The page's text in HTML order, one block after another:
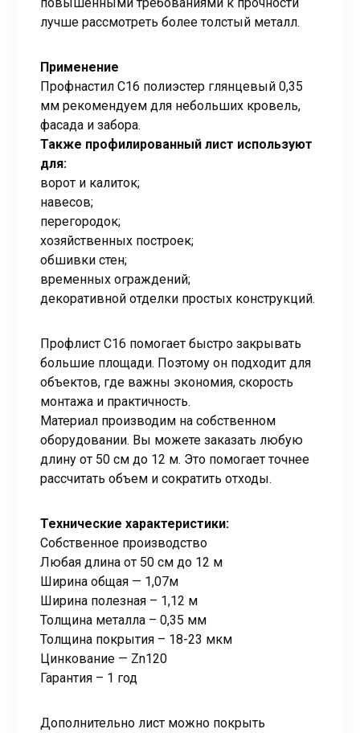
лучше рассмотреть более толстый металл.
Применение
Профнастил С16 полиэстер глянцевый 0,35
мм рекомендуем для небольших кровель,
фасада и забора.
Также профилированный лист используют
для:
ворот и калиток;
навесов;
перегородок;
хозяйственных построек;
обшивки стен;
временных ограждений;
декоративной отделки простых конструкций.
Профлист С16 помогает быстро закрывать
большие площади. Поэтому он подходит для
объектов, где важны экономия, скорость
монтажа и практичность.
Материал производим на собственном
оборудовании. Вы можете заказать любую
длину от 50 см до 12 м. Это помогает точнее
рассчитать объем и сократить отходы.
Технические характеристики:
Собственное производство
Любая длина от 50 см до 12 м
Ширина общая — 1,07м
Ширина полезная – 1,12 м
Толщина металла – 0,35 мм
Толщина покрытия – 18-23 мкм
Цинкование — Zn120
Гарантия – 1 год
Дополнительно лист можно покрыть